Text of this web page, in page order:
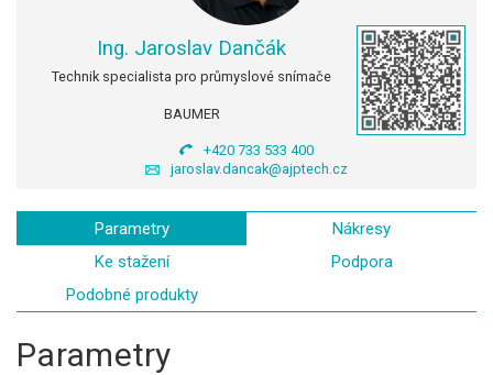
Ing. Jaroslav Dančák
Technik specialista pro průmyslové snímače
BAUMER
+420 733 533 400
jaroslav.dancak@ajptech.cz
Parametry
Nákresy
Ke stažení
Podpora
Podobné produkty
Parametry